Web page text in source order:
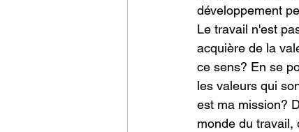
développement
Le travail n'est
acquière de la
ce sens? En se
les valeurs qui
est ma mission?
monde du travail,